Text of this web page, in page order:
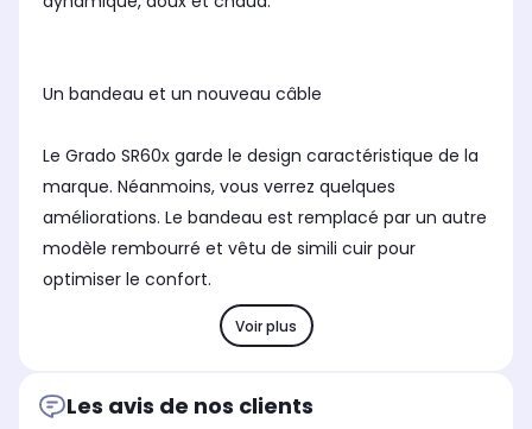
Un bandeau et un nouveau câble
Le Grado SR60x garde le design caractéristique de la
marque. Néanmoins, vous verrez quelques
améliorations. Le bandeau est remplacé par un autre
modèle rembourré et vêtu de simili cuir pour
optimiser le confort.
Voir plus
Les avis de nos clients